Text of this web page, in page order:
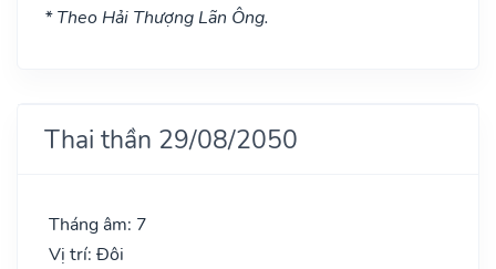
* Theo Hải Thượng Lãn Ông.
Thai thần 29/08/2050
Tháng âm: 7
Vị trí: Đôi